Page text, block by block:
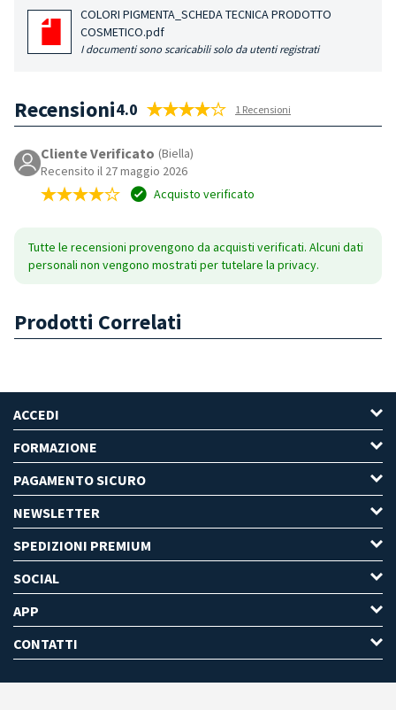
COLORI PIGMENTA_SCHEDA TECNICA PRODOTTO
COSMETICO.pdf
I documenti sono scaricabili solo da utenti registrati
Recensioni4.0 1 Recensioni
Cliente Verificato (Biella)
Recensito il 27 maggio 2026
Acquisto verificato
Tutte le recensioni provengono da acquisti verificati. Alcuni dati
personali non vengono mostrati per tutelare la privacy.
Prodotti Correlati
ACCEDI
FORMAZIONE
PAGAMENTO SICURO
NEWSLETTER
SPEDIZIONI PREMIUM
SOCIAL
APP
CONTATTI